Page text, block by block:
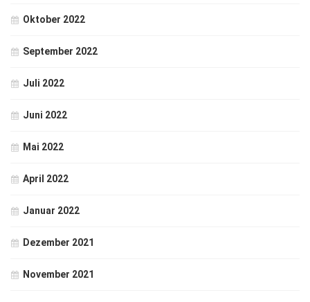
Oktober 2022
September 2022
Juli 2022
Juni 2022
Mai 2022
April 2022
Januar 2022
Dezember 2021
November 2021